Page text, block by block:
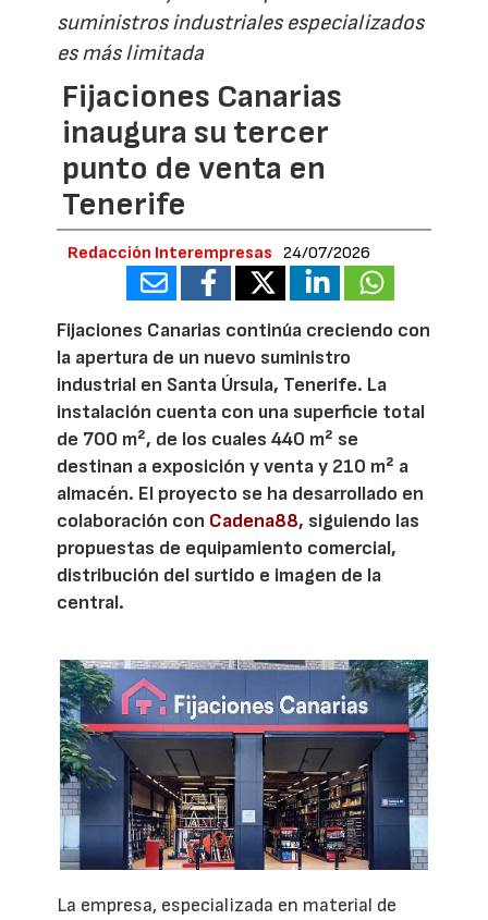
suministros industriales especializados
es más limitada
Fijaciones Canarias
inaugura su tercer
punto de venta en
Tenerife
Redacción Interempresas 24/07/2026
Fijaciones Canarias continúa creciendo con
la apertura de un nuevo suministro
industrial en Santa Úrsula, Tenerife. La
instalación cuenta con una superficie total
de 700 m², de los cuales 440 m² se
destinan a exposición y venta y 210 m² a
almacén. El proyecto se ha desarrollado en
colaboración con Cadena88, siguiendo las
propuestas de equipamiento comercial,
distribución del surtido e imagen de la
central.
La empresa, especializada en material de